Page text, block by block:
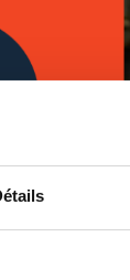
le